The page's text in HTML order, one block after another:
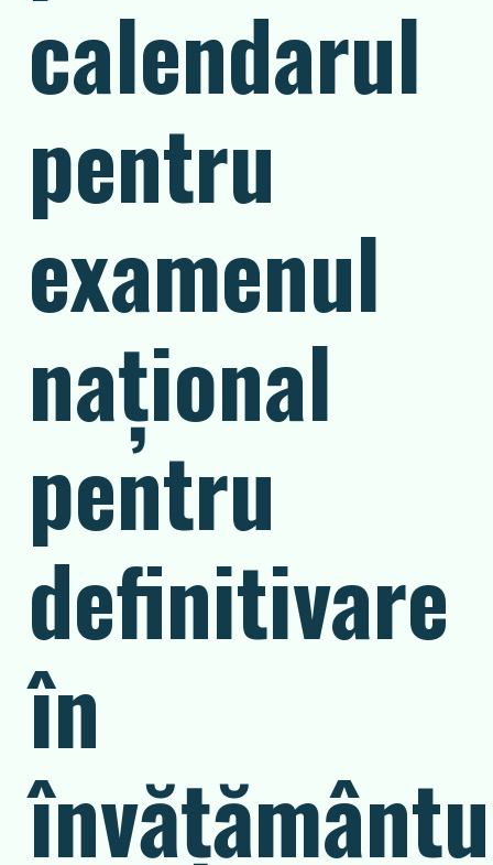
calendarul
pentru
examenul
naţional
pentru
definitivare
în